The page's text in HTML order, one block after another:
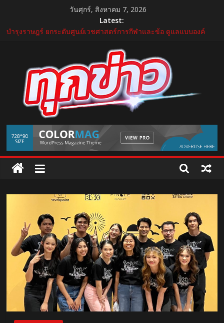
content
วันศุกร์, สิงหาคม 7, 2026
Latest:
บำรุงราษฎร์ ยกระดับศูนย์เวชศาสตร์การกีฬาและข้อ ดูแลแบบองค์
บีโอไอผนึกพันธมิตรจัด THECA 2026 เชื่อมห่วงโซ่อิเล็กทรอนิกส์ หนุน
ไทยสู่ฐานผลิตเทคโนโลยีขั้นสูง
กระทรวงคมนาคม เปิดนิทรรศการ “เกษมสุขทุกค่ำเช้า” เฉลิม
พระชนมพรรษา พระบาทสมเด็จพระเจ้าอยู่หัว 28 กรกฎาคม 2569
“GDH” เปิดโผโปรเจกต์ใหม่ใน “GDH CIRCLES Feel Good โคจร
ความสุข สนุกกว่าที่เคย”
แถลงใหญ่ปีที่ 11! บุรีรัมย์ มาราธอน 2027 เปิดศักราชใหม่ เดินหน้าสู่
Marathon Destination แห่งเอเชีย
TukKhao
AllNews